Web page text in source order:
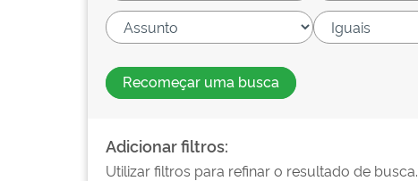
Recomeçar uma busca
Adicionar filtros:
Utilizar filtros para refinar o resultado de busca.